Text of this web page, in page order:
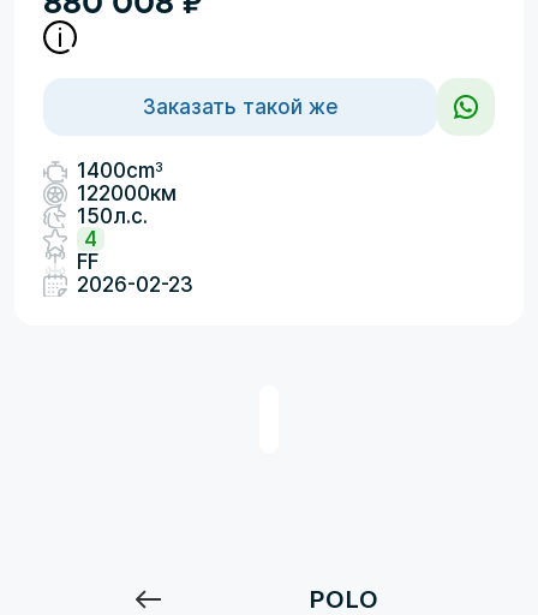
Заказать такой же
1400cm3
122000км
150л.с.
4
FF
2026-02-23
POLO